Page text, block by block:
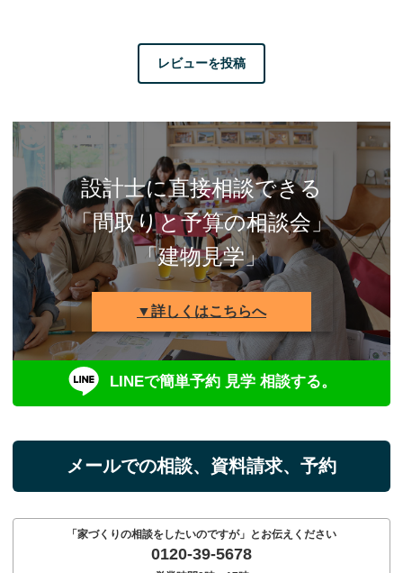
レビューを投稿
設計士に直接相談できる
「間取りと予算の相談会」
「建物見学」
▼詳しくはこちらへ
LINEで簡単予約 見学 相談する。
メールでの相談、資料請求、予約
「家づくりの相談をしたいのですが」とお伝えください
0120-39-5678